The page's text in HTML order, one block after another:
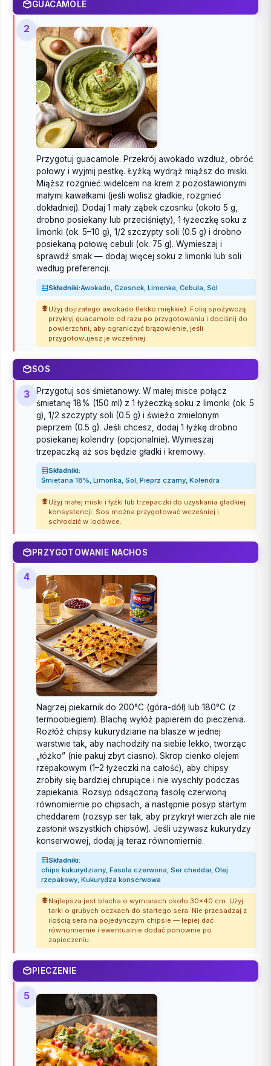
GUACAMOLE
2
Przygotuj guacamole. Przekrój awokado wzdłuż, obróć
połowy i wyjmij pestkę. Łyżką wydrąż miąższ do miski.
Miąższ rozgnieć widelcem na krem z pozostawionymi
małymi kawałkami (jeśli wolisz gładkie, rozgnieć
dokładniej). Dodaj 1 mały ząbek czosnku (około 5 g,
drobno posiekany lub przeciśnięty), 1 łyżeczkę soku z
limonki (ok. 5–10 g), 1/2 szczypty soli (0.5 g) i drobno
posiekaną połowę cebuli (ok. 75 g). Wymieszaj i
sprawdź smak — dodaj więcej soku z limonki lub soli
według preferencji.
Składniki:Awokado, Czosnek, Limonka, Cebula, Sól
Użyj dojrzałego awokado (lekko miękkie). Folią spożywczą
przykryj guacamole od razu po przygotowaniu i dociśnij do
powierzchni, aby ograniczyć brązowienie, jeśli
przygotowujesz je wcześniej.
SOS
3
Przygotuj sos śmietanowy. W małej misce połącz
śmietanę 18% (150 ml) z 1 łyżeczką soku z limonki (ok. 5
g), 1/2 szczypty soli (0.5 g) i świeżo zmielonym
pieprzem (0.5 g). Jeśli chcesz, dodaj 1 łyżkę drobno
posiekanej kolendry (opcjonalnie). Wymieszaj
trzepaczką aż sos będzie gładki i kremowy.
Składniki:
Śmietana 18%, Limonka, Sól, Pieprz czarny, Kolendra
Użyj małej miski i łyżki lub trzepaczki do uzyskania gładkiej
konsystencji. Sos można przygotować wcześniej i
schłodzić w lodówce.
PRZYGOTOWANIE NACHOS
4
Nagrzej piekarnik do 200°C (góra-dół) lub 180°C (z
termoobiegiem). Blachę wyłóż papierem do pieczenia.
Rozłóż chipsy kukurydziane na blasze w jednej
warstwie tak, aby nachodziły na siebie lekko, tworząc
„łóżko” (nie pakuj zbyt ciasno). Skrop cienko olejem
rzepakowym (1–2 łyżeczki na całość), aby chipsy
zrobiły się bardziej chrupiące i nie wyschły podczas
zapiekania. Rozsyp odsączoną fasolę czerwoną
równomiernie po chipsach, a następnie posyp startym
cheddarem (rozsyp ser tak, aby przykrył wierzch ale nie
zasłonił wszystkich chipsów). Jeśli używasz kukurydzy
konserwowej, dodaj ją teraz równomiernie.
Składniki:
chips kukurydziany, Fasola czerwona, Ser cheddar, Olej
rzepakowy, Kukurydza konserwowa
Najlepsza jest blacha o wymiarach około 30x40 cm. Użyj
tarki o grubych oczkach do startego sera. Nie przesadzaj z
ilością sera na pojedynczym chipsie — lepiej dać
równomiernie i ewentualnie dodać ponownie po
zapieczeniu.
PIECZENIE
5